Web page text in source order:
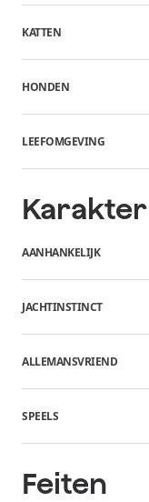
KATTEN
HONDEN
LEEFOMGEVING
Karakter
AANHANKELIJK
JACHTINSTINCT
ALLEMANSVRIEND
SPEELS
Feiten